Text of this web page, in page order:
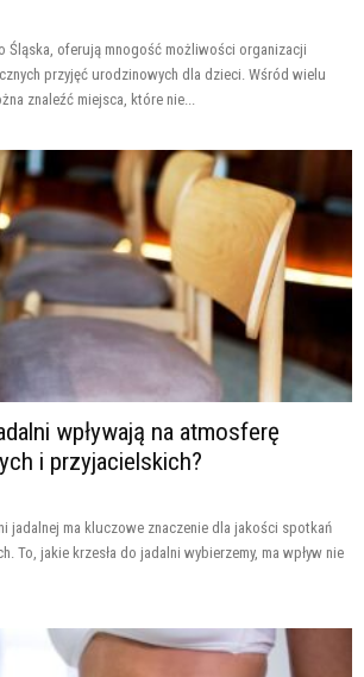
Śląska, oferują mnogość możliwości organizacji
przyjęć urodzinowych dla dzieci. Wśród wielu
znaleźć miejsca, które nie...
wpływają na atmosferę
i przyjacielskich?
jadalnej ma kluczowe znaczenie dla jakości spotkań
To, jakie krzesła do jadalni wybierzemy, ma wpływ nie